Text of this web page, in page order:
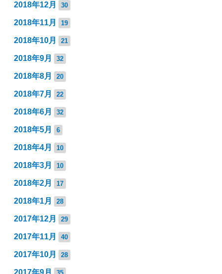
2018年12月 30
2018年11月 19
2018年10月 21
2018年9月 32
2018年8月 20
2018年7月 22
2018年6月 32
2018年5月 6
2018年4月 10
2018年3月 10
2018年2月 17
2018年1月 28
2017年12月 29
2017年11月 40
2017年10月 28
2017年9月